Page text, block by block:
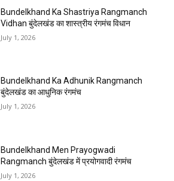
Bundelkhand Ka Shastriya Rangmanch
Vidhan बुंदेलखंड का शास्त्रीय रंगमंच विधान
July 1, 2026
Bundelkhand Ka Adhunik Rangmanch
बुंदेलखंड का आधुनिक रंगमंच
July 1, 2026
Bundelkhand Men Prayogwadi
Rangmanch बुंदेलखंड में प्रयोगवादी रंगमंच
July 1, 2026